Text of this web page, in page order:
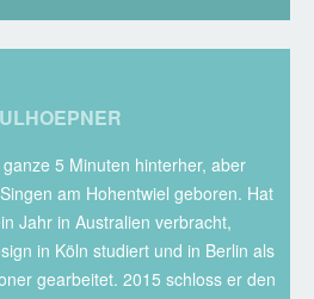
5 Minuten hinterher, aber
am Hohentwiel geboren. Hat
Jahr in Australien verbracht,
in Köln studiert und in Berlin als
gearbeitet. 2015 schloss er den